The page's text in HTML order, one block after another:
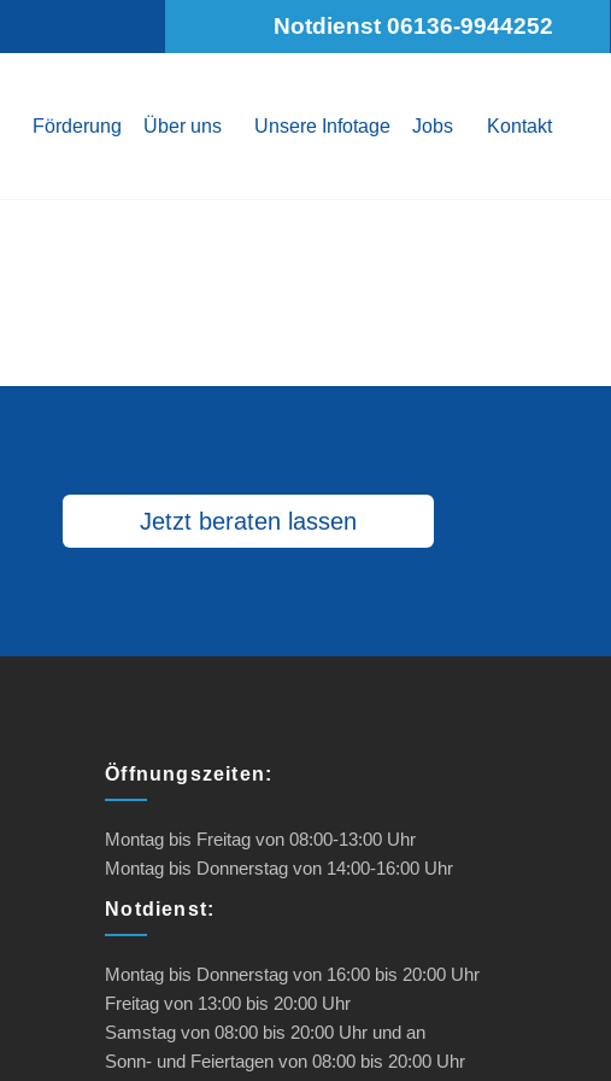
Notdienst 06136-9944252
Förderung Über uns Unsere Infotage Jobs Kontakt
Jetzt beraten lassen
Öffnungszeiten:
Montag bis Freitag von08:00-13:00 Uhr
Montag bis Donnerstag von 14:00-16:00 Uhr
Notdienst:
Montag bis Donnerstag von 16:00 bis 20:00 Uhr
Freitag von 13:00 bis 20:00 Uhr
Samstagvon 08:00 bis 20:00 Uhr und an
Sonn- und Feiertagen von 08:00 bis 20:00 Uhr